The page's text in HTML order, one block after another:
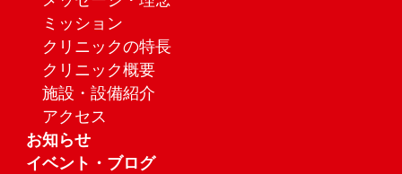
ミッション
クリニックの特長
クリニック概要
施設・設備紹介
アクセス
お知らせ
イベント・ブログ